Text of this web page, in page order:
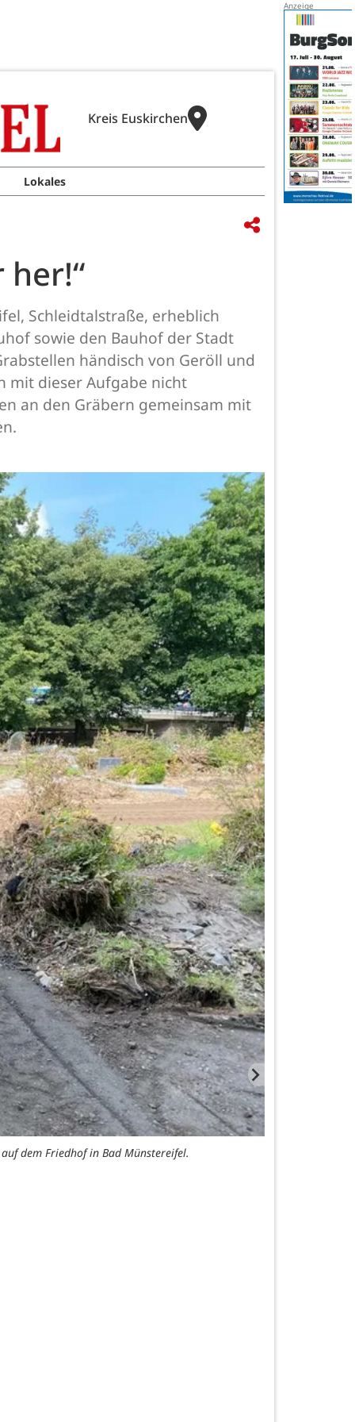
Kreis Euskirchen
Lokales
Schleidtalstraße, erheblich
sowie den Bauhof der Stadt
händisch von Geröll und
mit dieser Aufgabe nicht
an den Gräbern gemeinsam mit
dem Friedhof in Bad Münstereifel.